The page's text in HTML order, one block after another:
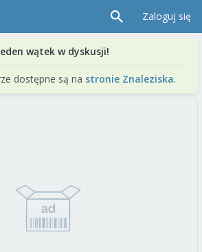
Zaloguj się
wątek w dyskusji!
dostępne są na stronie Znaleziska.